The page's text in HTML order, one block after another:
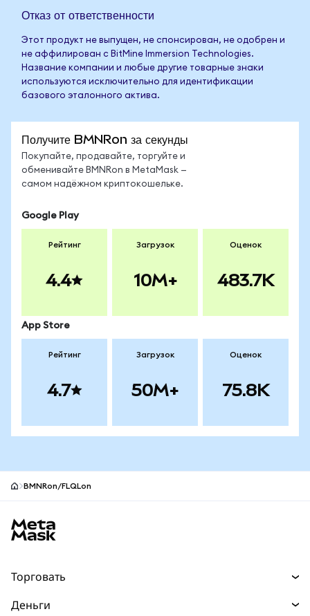
Отказ от ответственности
Этот продукт не выпущен, не спонсирован, не одобрен и
не аффилирован с BitMine Immersion Technologies.
Название компании и любые другие товарные знаки
используются исключительно для идентификации
базового эталонного актива.
Получите BMNRon за секунды
Покупайте, продавайте, торгуйте и
обменивайте BMNRon в MetaMask —
самом надёжном криптокошельке.
Google Play
Рейтинг
4.4
Загрузок
10M+
Оценок
483.7K
App Store
Рейтинг
4.7
Загрузок
50M+
Оценок
75.8K
BMNRon/FLQLon
Торговать
Деньги